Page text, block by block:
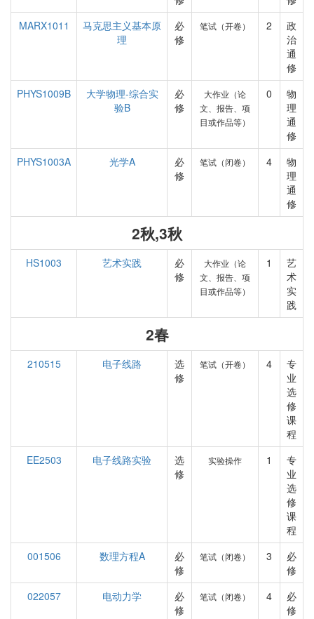
MARX1011
马克思主义基本原
理
必
修
笔试（开卷） 2
政
治
通
修
PHYS1009B
大学物理-综合实
验B
必
修
大作业（论
文、报告、项
目或作品等）
0
物
理
通
修
PHYS1003A
光学A
必
修
笔试（闭卷） 4
物
理
通
修
2秋,3秋
HS1003 艺术实践
必
修
大作业（论
文、报告、项
目或作品等）
1
艺
术
实
践
2春
210515 电子线路
选
修
笔试（开卷） 4
专
业
选
修
课
程
EE2503
电子线路实验
选
修
实验操作 1
专
业
选
修
课
程
001506
数理方程A
必
修
笔试（闭卷） 3
必
修
022057
电动力学
必
修
笔试（闭卷） 4
必
修